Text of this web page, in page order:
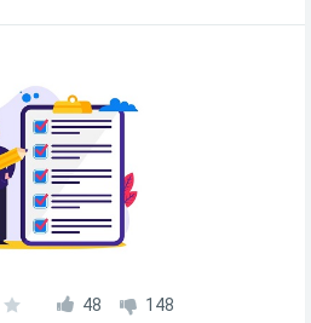
48 148